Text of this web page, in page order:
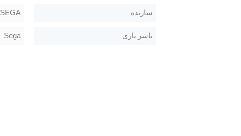
سازنده SEGA
ناشر بازی Sega